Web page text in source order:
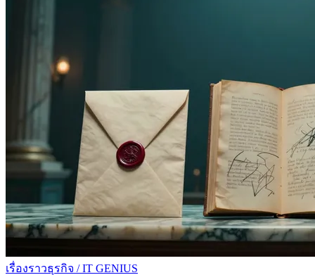
เรื่องราวธุรกิจ / IT GENIUS